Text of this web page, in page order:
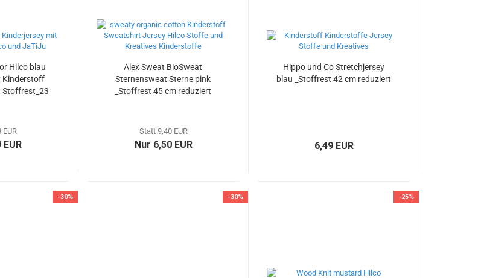
Hilco blau
Kinderstoff
EUR
EUR
Alex Sweat BioSweat
Sternensweat Sterne pink
_Stoffrest 45 cm reduziert
Statt 9,40 EUR
Nur 6,50 EUR
Hippo und Co Stretchjersey
blau _Stoffrest 42 cm reduziert
6,49 EUR
-30% -30% -25%